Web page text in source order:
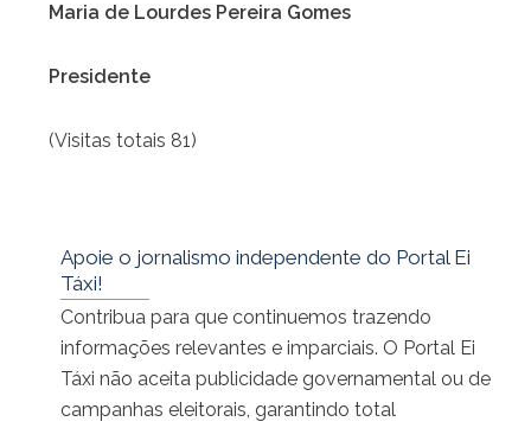
Maria de Lourdes Pereira Gomes
Presidente
(Visitas totais 81)
Apoie o jornalismo independente do Portal Ei
Táxi!
Contribua para que continuemos trazendo
informações relevantes e imparciais. O Portal Ei
Táxi não aceita publicidade governamental ou de
campanhas eleitorais, garantindo total